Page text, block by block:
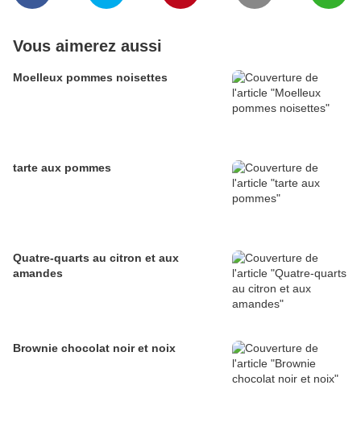
Vous aimerez aussi
Moelleux pommes noisettes
tarte aux pommes
Quatre-quarts au citron et aux
amandes
Brownie chocolat noir et noix